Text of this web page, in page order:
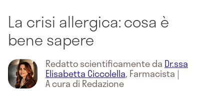
La crisi allergica: cosa è
bene sapere
Redatto scientificamente da Dr.ssa
Elisabetta Ciccolella, Farmacista |
A cura di Redazione